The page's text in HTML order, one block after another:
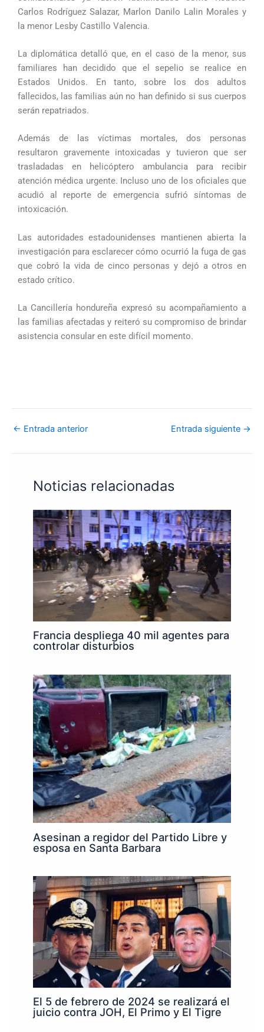
Carlos Rodríguez Salazar, Marlon Danilo Lalin Morales y
la menor Lesby Castillo Valencia.
La diplomática detalló que, en el caso de la menor, sus
familiares han decidido que el sepelio se realice en
Estados Unidos. En tanto, sobre los dos adultos
fallecidos, las familias aún no han definido si sus cuerpos
serán repatriados.
Además de las víctimas mortales, dos personas
resultaron gravemente intoxicadas y tuvieron que ser
trasladadas en helicóptero ambulancia para recibir
atención médica urgente. Incluso uno de los oficiales que
acudió al reporte de emergencia sufrió síntomas de
intoxicación.
Las autoridades estadounidenses mantienen abierta la
investigación para esclarecer cómo ocurrió la fuga de gas
que cobró la vida de cinco personas y dejó a otros en
estado crítico.
La Cancillería hondureña expresó su acompañamiento a
las familias afectadas y reiteró su compromiso de brindar
asistencia consular en este difícil momento.
← Entrada anterior Entrada siguiente →
Noticias relacionadas
Francia despliega 40 mil agentes para
controlar disturbios
Asesinan a regidor del Partido Libre y
esposa en Santa Barbara
El 5 de febrero de 2024 se realizará el
juicio contra JOH, El Primo y El Tigre